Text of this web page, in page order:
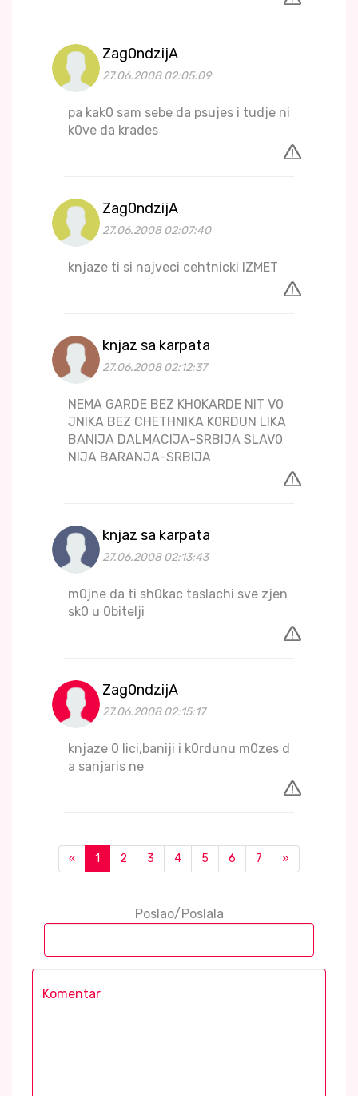
Zag0ndzijA
27.06.2008 02:05:09
pa kak0 sam sebe da psujes i tudje ni
k0ve da krades
Zag0ndzijA
27.06.2008 02:07:40
knjaze ti si najveci cehtnicki IZMET
knjaz sa karpata
27.06.2008 02:12:37
NEMA GARDE BEZ KH0KARDE NIT V0
JNIKA BEZ CHETHNIKA K0RDUN LIKA
BANIJA DALMACIJA-SRBIJA SLAV0
NIJA BARANJA-SRBIJA
knjaz sa karpata
27.06.2008 02:13:43
m0jne da ti sh0kac taslachi sve zjen
sk0 u 0bitelji
Zag0ndzijA
27.06.2008 02:15:17
knjaze 0 lici,baniji i k0rdunu m0zes d
a sanjaris ne
« 1 2 3 4 5 6 7 »
Poslao/Poslala